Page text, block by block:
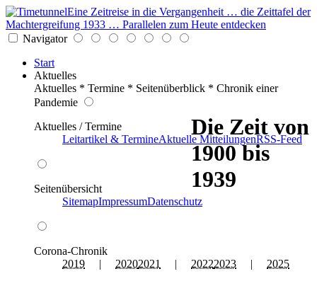
Eine Zeitreise in die Vergangenheit … die Zeittafel der
Machtergreifung 1933 … Parallelen zum Heute entdecken
Navigator
Start
Aktuelles
Aktuelles * Termine * Seitenüberblick * Chronik einer
Pandemie
Aktuelles / Termine
Leitartikel & TermineAktuelle MitteilungenRSS-Feed
Seitenübersicht
SitemapImpressumDatenschutz
Corona-Chronik
2019 | 20202021 | 20222023 | 2025
Die Zeit von
1900 bis
1939